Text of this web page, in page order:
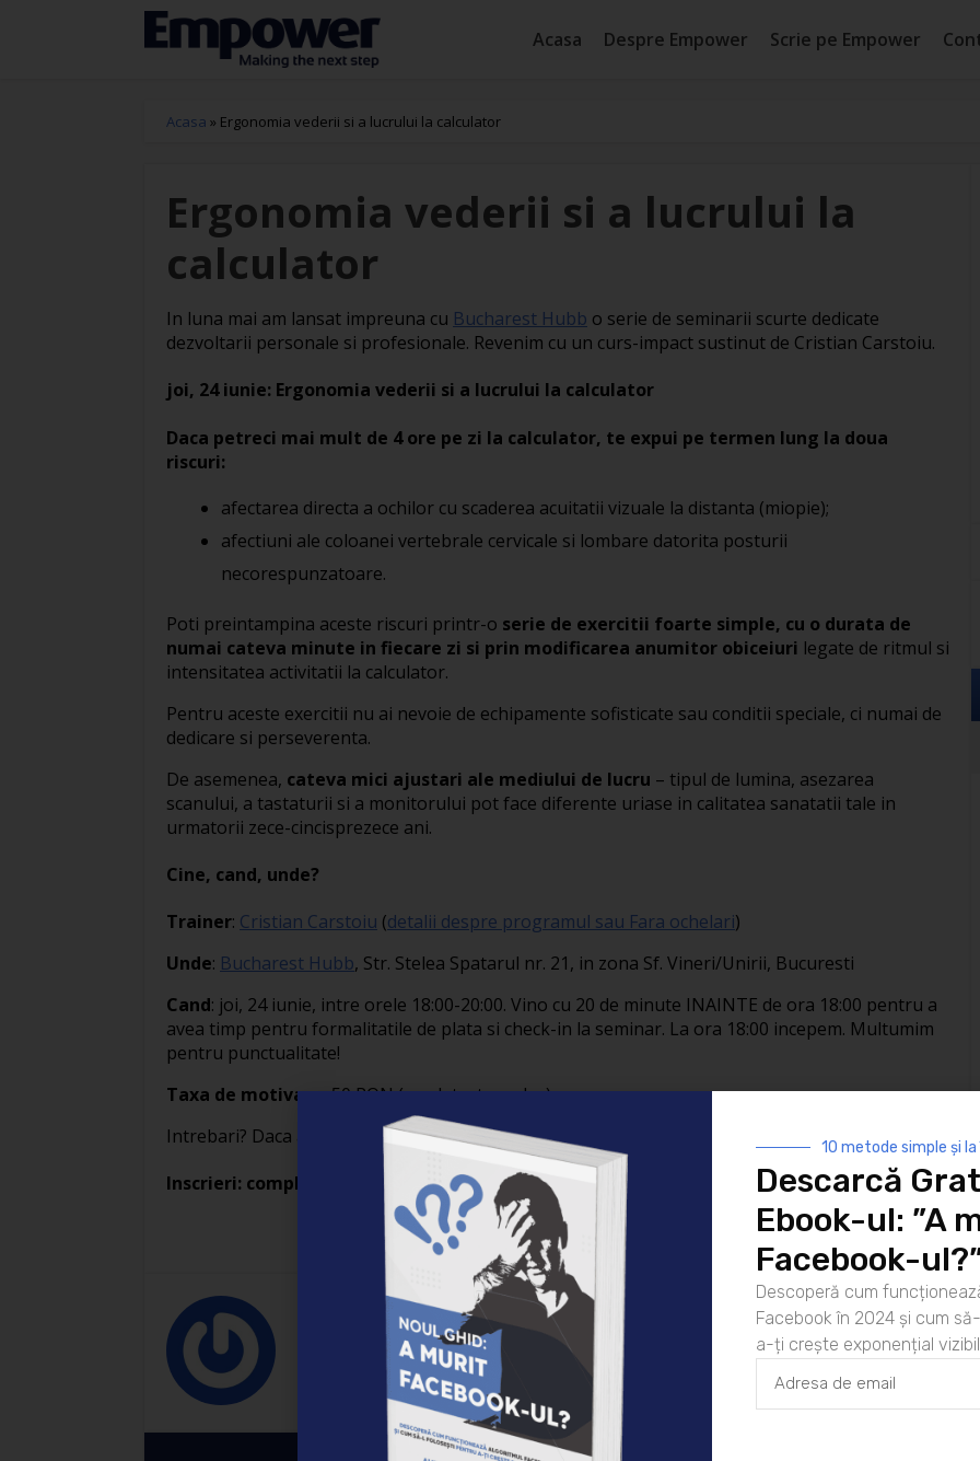
Acasa Despre Empower Scrie pe Empower
Acasa » Ergonomia vederii si a lucrului la calculator
Ergonomia vederii si a lucrului la
calculator
In luna mai am lansat impreuna cu Bucharest Hubb o serie de seminarii scurte dedicate
dezvoltarii personale si profesionale. Revenim cu un curs-impact sustinut de Cristian Carstoiu.
joi, 24 iunie: Ergonomia vederii si a lucrului la calculator
Daca petreci mai mult de 4 ore pe zi la calculator, te expui pe termen lung la doua
riscuri:
afectarea directa a ochilor cu scaderea acuitatii vizuale la distanta (miopie);
afectiuni ale coloanei vertebrale cervicale si lombare datorita posturii
necorespunzatoare.
Poti preintampina aceste riscuri printr-o serie de exercitii foarte simple, cu o durata de
numai cateva minute in fiecare zi si prin modificarea anumitor obiceiuri legate de ritmul si
intensitatea activitatii la calculator.
Pentru aceste exercitii nu ai nevoie de echipamente sofisticate sau conditii speciale, ci numai de
dedicare si perseverenta.
De asemenea, cateva mici ajustari ale mediului de lucru – tipul de lumina, asezarea
scanului, a tastaturii si a monitorului pot face diferente uriase in calitatea sanatatii tale in
urmatorii zece-cincisprezece ani.
Cine, cand, unde?
Trainer: Cristian Carstoiu (detalii despre programul sau Fara ochelari)
Unde: Bucharest Hubb, Str. Stelea Spatarul nr. 21, in zona Sf. Vineri/Unirii, Bucuresti
Cand: joi, 24 iunie, intre orele 18:00-20:00. Vino cu 20 de minute INAINTE de ora 18:00 pentru a
avea timp pentru formalitatile de plata si check-in la seminar. La ora 18:00 incepem. Multumim
pentru punctualitate!
Taxa de motivare:50 RON (se plateste pe loc).
Intrebari? Daca ai intrebari lasa un comentariu sau da-ne un email la
contact@empower.ro .
Inscrieri: completeaza acest formular
Empower 18/06/2010 Featured
Empower
10 metode simple și
Descarcă
Ebook-ul: ”A
Facebook-
Descoperă cum
Facebook în 2024 și cum
a-ți crește exponențial